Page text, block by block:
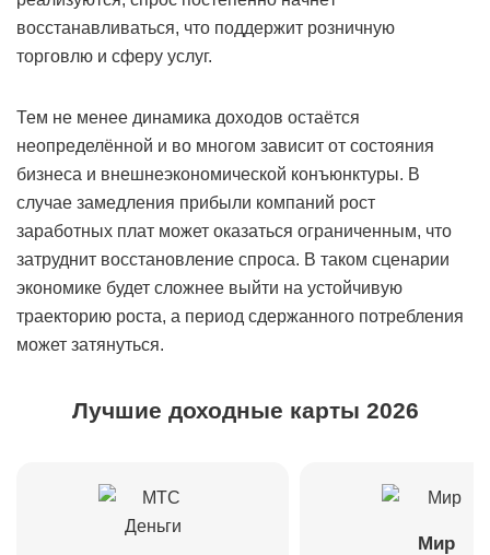
восстанавливаться, что поддержит розничную
торговлю и сферу услуг.
Тем не менее динамика доходов остаётся
неопределённой и во многом зависит от состояния
бизнеса и внешнеэкономической конъюнктуры. В
случае замедления прибыли компаний рост
заработных плат может оказаться ограниченным, что
затруднит восстановление спроса. В таком сценарии
экономике будет сложнее выйти на устойчивую
траекторию роста, а период сдержанного потребления
может затянуться.
Лучшие доходные карты 2026
Мир